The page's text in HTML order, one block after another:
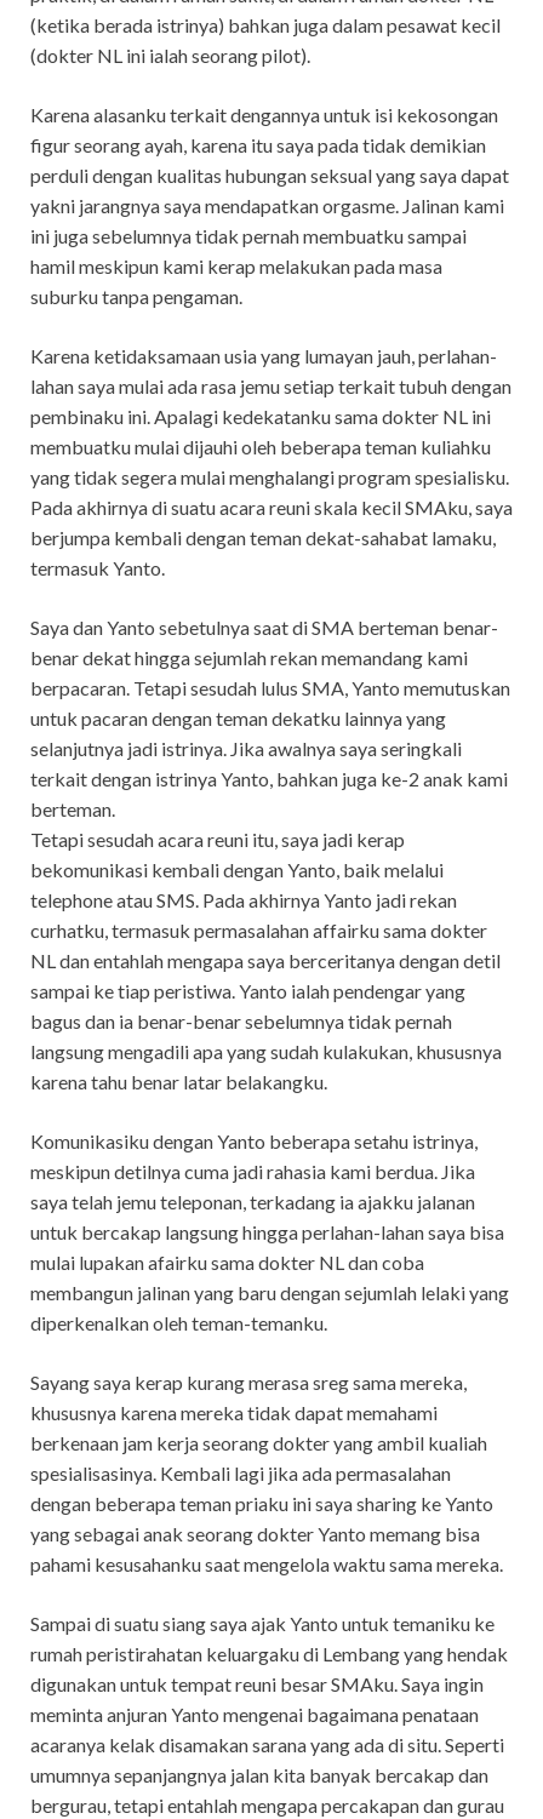
(ketika berada istrinya) bahkan juga dalam pesawat kecil
(dokter NL ini ialah seorang pilot).
Karena alasanku terkait dengannya untuk isi kekosongan
figur seorang ayah, karena itu saya pada tidak demikian
perduli dengan kualitas hubungan seksual yang saya dapat
yakni jarangnya saya mendapatkan orgasme. Jalinan kami
ini juga sebelumnya tidak pernah membuatku sampai
hamil meskipun kami kerap melakukan pada masa
suburku tanpa pengaman.
Karena ketidaksamaan usia yang lumayan jauh, perlahan-
lahan saya mulai ada rasa jemu setiap terkait tubuh dengan
pembinaku ini. Apalagi kedekatanku sama dokter NL ini
membuatku mulai dijauhi oleh beberapa teman kuliahku
yang tidak segera mulai menghalangi program spesialisku.
Pada akhirnya di suatu acara reuni skala kecil SMAku, saya
berjumpa kembali dengan teman dekat-sahabat lamaku,
termasuk Yanto.
Saya dan Yanto sebetulnya saat di SMA berteman benar-
benar dekat hingga sejumlah rekan memandang kami
berpacaran. Tetapi sesudah lulus SMA, Yanto memutuskan
untuk pacaran dengan teman dekatku lainnya yang
selanjutnya jadi istrinya. Jika awalnya saya seringkali
terkait dengan istrinya Yanto, bahkan juga ke-2 anak kami
berteman.
Tetapi sesudah acara reuni itu, saya jadi kerap
bekomunikasi kembali dengan Yanto, baik melalui
telephone atau SMS. Pada akhirnya Yanto jadi rekan
curhatku, termasuk permasalahan affairku sama dokter
NL dan entahlah mengapa saya berceritanya dengan detil
sampai ke tiap peristiwa. Yanto ialah pendengar yang
bagus dan ia benar-benar sebelumnya tidak pernah
langsung mengadili apa yang sudah kulakukan, khususnya
karena tahu benar latar belakangku.
Komunikasiku dengan Yanto beberapa setahu istrinya,
meskipun detilnya cuma jadi rahasia kami berdua. Jika
saya telah jemu teleponan, terkadang ia ajakku jalanan
untuk bercakap langsung hingga perlahan-lahan saya bisa
mulai lupakan afairku sama dokter NL dan coba
membangun jalinan yang baru dengan sejumlah lelaki yang
diperkenalkan oleh teman-temanku.
Sayang saya kerap kurang merasa sreg sama mereka,
khususnya karena mereka tidak dapat memahami
berkenaan jam kerja seorang dokter yang ambil kualiah
spesialisasinya. Kembali lagi jika ada permasalahan
dengan beberapa teman priaku ini saya sharing ke Yanto
yang sebagai anak seorang dokter Yanto memang bisa
pahami kesusahanku saat mengelola waktu sama mereka.
Sampai di suatu siang saya ajak Yanto untuk temaniku ke
rumah peristirahatan keluargaku di Lembang yang hendak
digunakan untuk tempat reuni besar SMAku. Saya ingin
meminta anjuran Yanto mengenai bagaimana penataan
acaranya kelak disamakan sarana yang ada di situ. Seperti
umumnya sepanjangnya jalan kita banyak bercakap dan
bergurau, tetapi entahlah mengapa percakapan dan gurau